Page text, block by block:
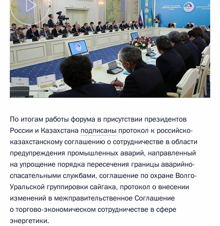
По итогам работы форума в присутствии президентов
России и Казахстана подписаны протокол к российско-
казахстанскому соглашению о сотрудничестве в области
предупреждения промышленных аварий, направленный
на упрощение порядка пересечения границы аварийно-
спасательными службами, соглашение по охране Волго-
Уральской группировки сайгака, протокол о внесении
изменений в межправительственное Соглашение
о торгово-экономическом сотрудничестве в сфере
энергетики.